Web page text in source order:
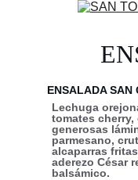
Lechuga
tomates cherry,
generosas
parmesano,
alcaparras
aderezo César
balsámico.
ENSALADA SAN